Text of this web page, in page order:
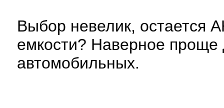
Выбор невелик, остается
емкости? Наверное проще
автомобильных.